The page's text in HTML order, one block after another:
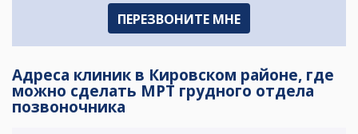
Адреса клиник в Кировском районе, где
можно сделать МРТ грудного отдела
позвоночника